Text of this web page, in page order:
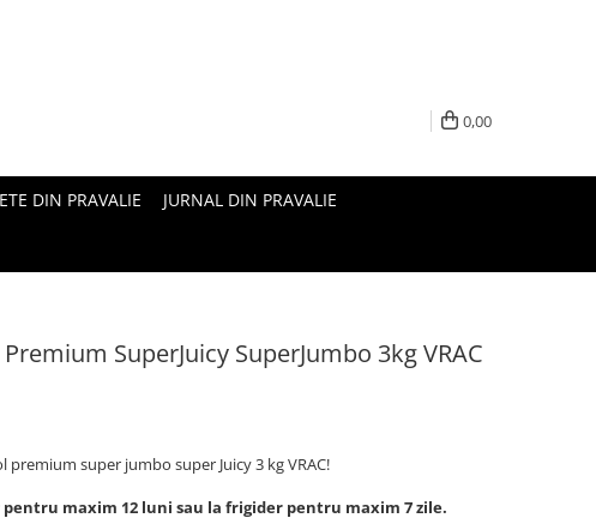
0,00
DIN PRAVALIE JURNAL DIN PRAVALIE
SuperJuicy SuperJumbo 3kg VRAC
super jumbo super Juicy 3 kg VRAC!
pentru maxim 12 luni sau la frigider pentru maxim 7 zile.